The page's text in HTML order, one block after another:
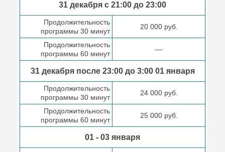
31 декабря с 21:00 до 23:00
Продолжительность
программы 30 минут
20 000 руб.
Продолжительность
программы 60 минут
—
31 декабря после23:00 до 3:0001 января
Продолжительность
программы 30 минут
24 000 руб.
Продолжительность
программы 60 минут
25 000 руб.
01 - 03 января